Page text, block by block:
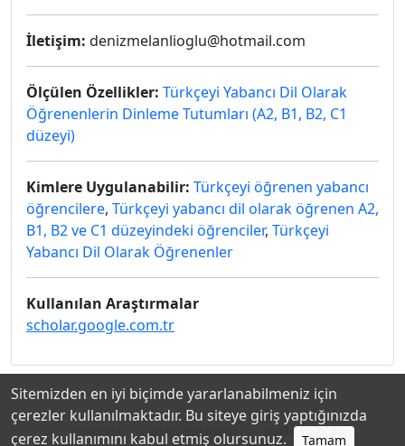
İletişim: denizmelanlioglu@hotmail.com
Ölçülen Özellikler: Türkçeyi Yabancı Dil Olarak
Öğrenenlerin Dinleme Tutumları (A2, B1, B2, C1
düzeyi)
Kimlere Uygulanabilir: Türkçeyi öğrenen yabancı
öğrencilere, Türkçeyi yabancı dil olarak öğrenen A2,
B1, B2 ve C1 düzeyindeki öğrenciler, Türkçeyi
Yabancı Dil Olarak Öğrenenler
Kullanılan Araştırmalar
scholar.google.com.tr
Hakkında Katkıda Bulunanlar Gizlilik Politikası
Sitemizden en iyi biçimde yararlanabilmeniz için
çerezler kullanılmaktadır. Bu siteye giriş yaptığınızda
çerez kullanımını kabul etmiş olursunuz.
Tamam